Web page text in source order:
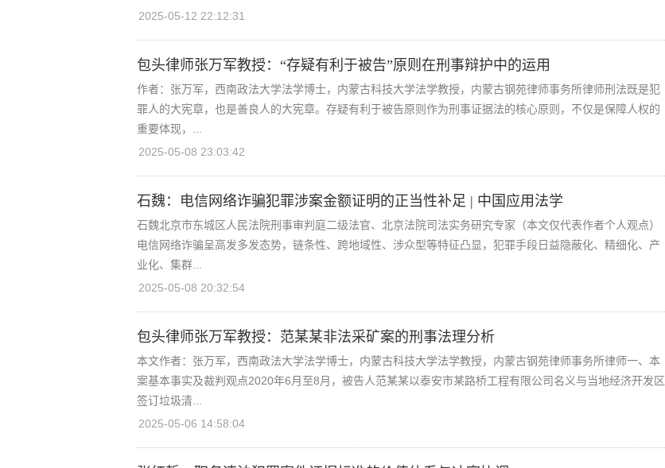
2025-05-12 22:12:31
包头律师张万军教授：“存疑有利于被告”原则在刑事辩护中的运用
作者：张万军，西南政法大学法学博士，内蒙古科技大学法学教授，内蒙古钢苑律师事务所律师刑法既是犯
罪人的大宪章，也是善良人的大宪章。存疑有利于被告原则作为刑事证据法的核心原则，不仅是保障人权的
重要体现，...
2025-05-08 23:03:42
石魏：电信网络诈骗犯罪涉案金额证明的正当性补足 | 中国应用法学
石魏北京市东城区人民法院刑事审判庭二级法官、北京法院司法实务研究专家（本文仅代表作者个人观点）
电信网络诈骗呈高发多发态势，链条性、跨地域性、涉众型等特征凸显，犯罪手段日益隐蔽化、精细化、产
业化、集群...
2025-05-08 20:32:54
包头律师张万军教授：范某某非法采矿案的刑事法理分析
本文作者：张万军，西南政法大学法学博士，内蒙古科技大学法学教授，内蒙古钢苑律师事务所律师一、本
案基本事实及裁判观点2020年6月至8月，被告人范某某以泰安市某路桥工程有限公司名义与当地经济开发区
签订垃圾清...
2025-05-06 14:58:04